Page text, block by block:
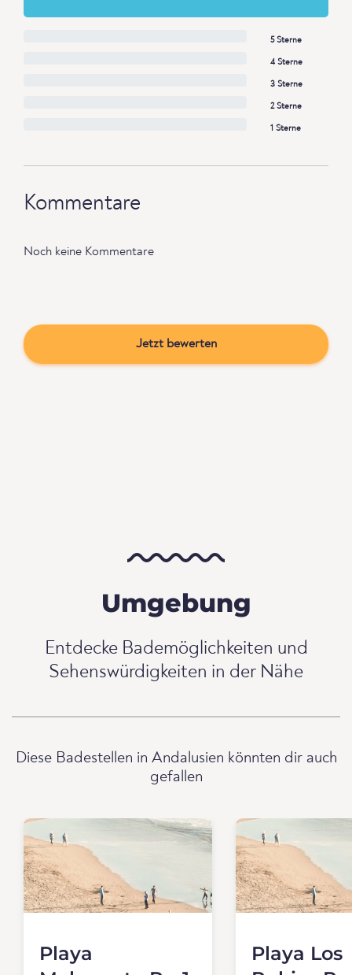
5 Sterne
4 Sterne
3 Sterne
2 Sterne
1 Sterne
Kommentare
Noch keine Kommentare
Jetzt bewerten
Umgebung
Entdecke Bademöglichkeiten und
Sehenswürdigkeiten in der Nähe
Diese Badestellen in Andalusien könnten dir auch
gefallen
Playa
Playa Los